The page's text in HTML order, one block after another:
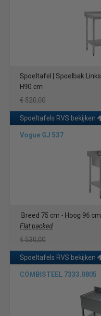
Spoeltafel | Spoelbak
H90 cm
€ 520,00
Spoeltafels RVS bekijken
Vogue GJ 537
Breed 75 cm - Hoog 96 cm
Flat packed
€ 530,00
Spoeltafels RVS bekijken
COMBISTEEL 7333.0805